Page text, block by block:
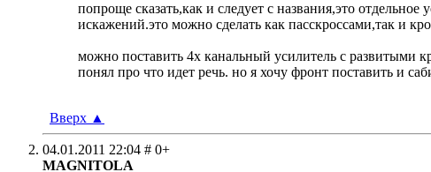
попроще сказать,как и следует с названия,это
искажений.это можно сделать как пасскроссами,так и
можно поставить 4х канальный усилитель с развитыми
понял про что идет речь. но я хочу фронт поставить и
Вверх ▲
04.01.2011 22:04 # 0+
MAGNITOLA